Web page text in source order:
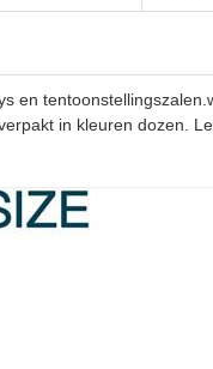
en
in kleuren dozen.